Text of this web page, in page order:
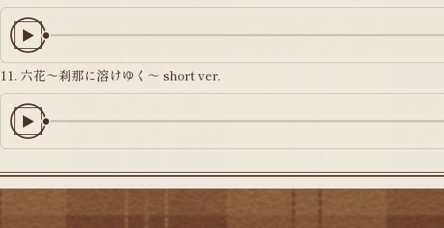
11. 六花～刹那に溶けゆく～ short ver.